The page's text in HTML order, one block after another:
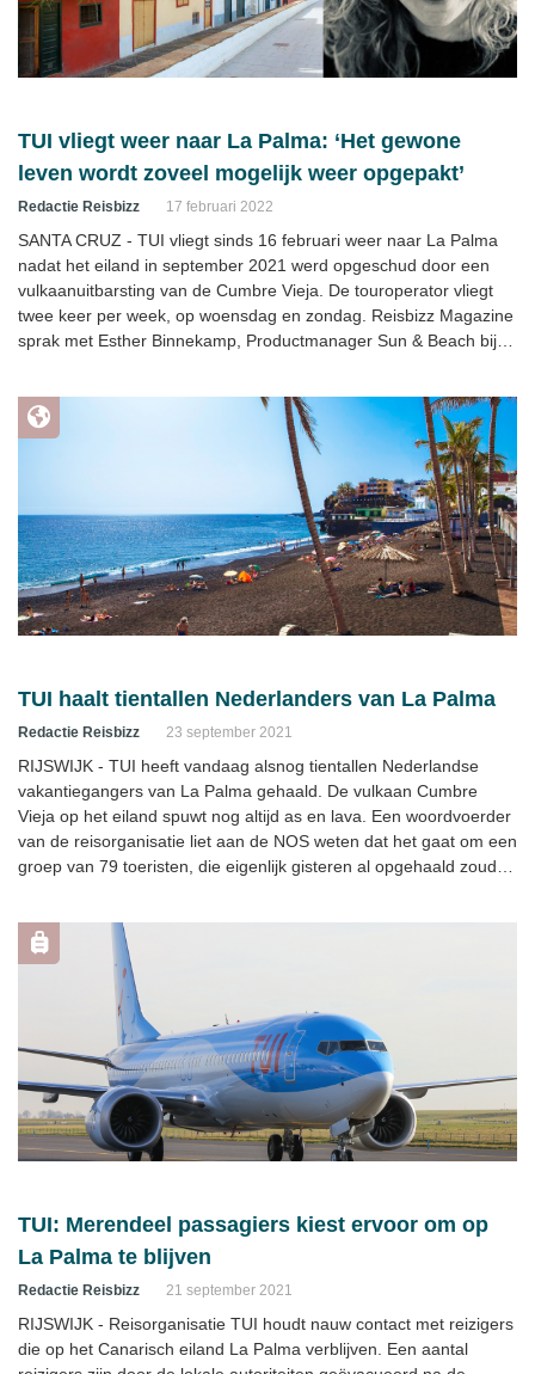
TUI vliegt weer naar La Palma: ‘Het gewone
leven wordt zoveel mogelijk weer opgepakt’
Redactie Reisbizz 17 februari 2022
SANTA CRUZ - TUI vliegt sinds 16 februari weer naar La Palma
nadat het eiland in september 2021 werd opgeschud door een
vulkaanuitbarsting van de Cumbre Vieja. De touroperator vliegt
twee keer per week, op woensdag en zondag. Reisbizz Magazine
sprak met Esther Binnekamp, Productmanager Sun & Beach bij
TUI haalt tientallen Nederlanders van La Palma
Redactie Reisbizz 23 september 2021
RIJSWIJK - TUI heeft vandaag alsnog tientallen Nederlandse
vakantiegangers van La Palma gehaald. De vulkaan Cumbre
Vieja op het eiland spuwt nog altijd as en lava. Een woordvoerder
van de reisorganisatie liet aan de NOS weten dat het gaat om een
groep van 79 toeristen, die eigenlijk gisteren al opgehaald zouden
TUI: Merendeel passagiers kiest ervoor om op
La Palma te blijven
Redactie Reisbizz 21 september 2021
RIJSWIJK - Reisorganisatie TUI houdt nauw contact met reizigers
die op het Canarisch eiland La Palma verblijven. Een aantal